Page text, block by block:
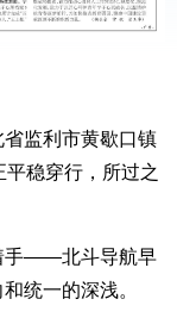
监利市黄歇口镇
稳穿行，所过之
手——北斗导航早
统一的深浅。